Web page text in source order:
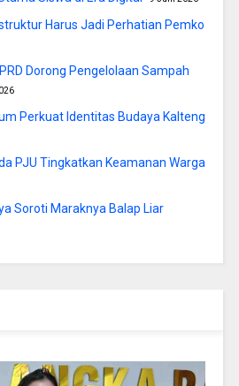
Harus Jadi Perhatian Pemko
Dorong Pengelolaan Sampah
Perkuat Identitas Budaya Kalteng
PJU Tingkatkan Keamanan Warga
Soroti Maraknya Balap Liar